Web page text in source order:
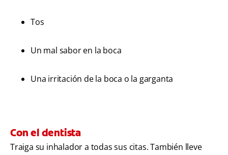
Tos
Un mal sabor en la boca
Una irritación de la boca o la garganta
Con el dentista
Traiga su inhalador a todas sus citas. También lleve